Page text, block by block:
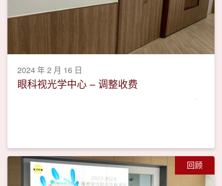
2024 年 2 月 16 日
眼科视光学中心 – 调整收费
回顾